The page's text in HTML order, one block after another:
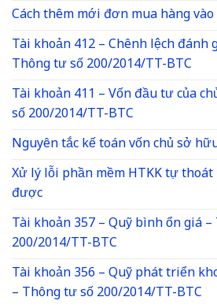
Cách thêm mới đơn mua hàng
Tài khoản 412 – Chênh lệch đánh
Thông tư số 200/2014/TT-BTC
Tài khoản 411 – Vốn đầu tư của
số 200/2014/TT-BTC
Nguyên tắc kế toán vốn chủ sở
Xử lý lỗi phần mềm HTKK tự
được
Tài khoản 357 – Quỹ bình ổn giá
200/2014/TT-BTC
Tài khoản 356 – Quỹ phát triển
– Thông tư số 200/2014/TT-BTC